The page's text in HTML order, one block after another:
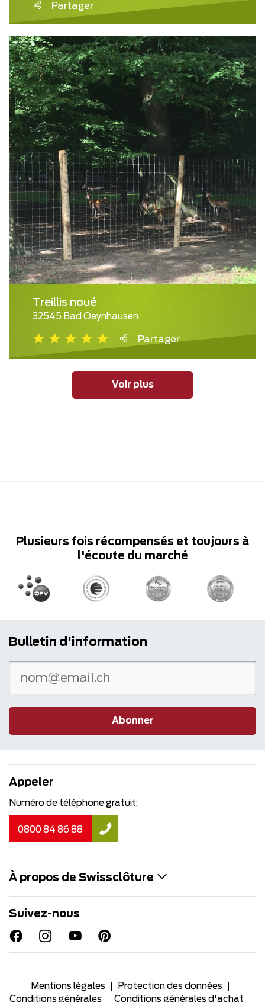
Partager
Treillis noué
32545 Bad Oeynhausen
Partager
Voir plus
Plusieurs fois récompensés et toujours à
l'écoute du marché
Bulletin d'information
Abonner
Appeler
Numéro de téléphone gratuit:
0800 84 86 88
À propos de Swissclôture
Suivez-nous
Mentions légales
Protection des données
Conditions générales
Conditions générales d'achat